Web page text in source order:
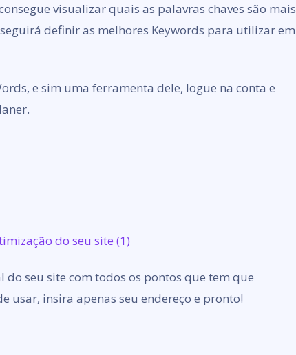
visualizar quais as palavras chaves são mais
definir as melhores Keywords para utilizar em
e sim uma ferramenta dele, logue na conta e
seu site com todos os pontos que tem que
usar, insira apenas seu endereço e pronto!